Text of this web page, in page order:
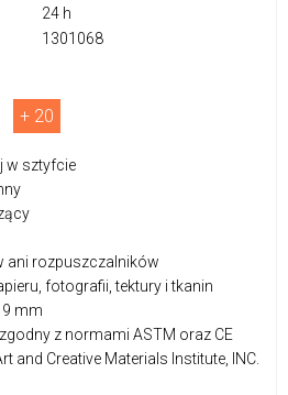
24 h
1301068
+ 20
w sztyfcie
ani rozpuszczalników
fotografii, tektury i tkanin
mm
z normami ASTM oraz CE
and Creative Materials Institute, INC.